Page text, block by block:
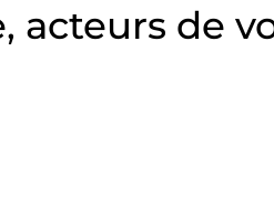
acteurs de